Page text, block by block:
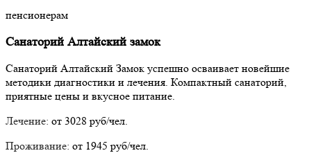
пенсионерам
Санаторий Алтайский замок
Санаторий Алтайский Замок успешно осваивает новейшие
методики диагностики и лечения. Компактный санаторий,
приятные цены и вкусное питание.
Лечение: от 3028 руб/чел.
Проживание: от 1945 руб/чел.